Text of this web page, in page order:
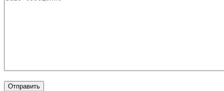
Отправить